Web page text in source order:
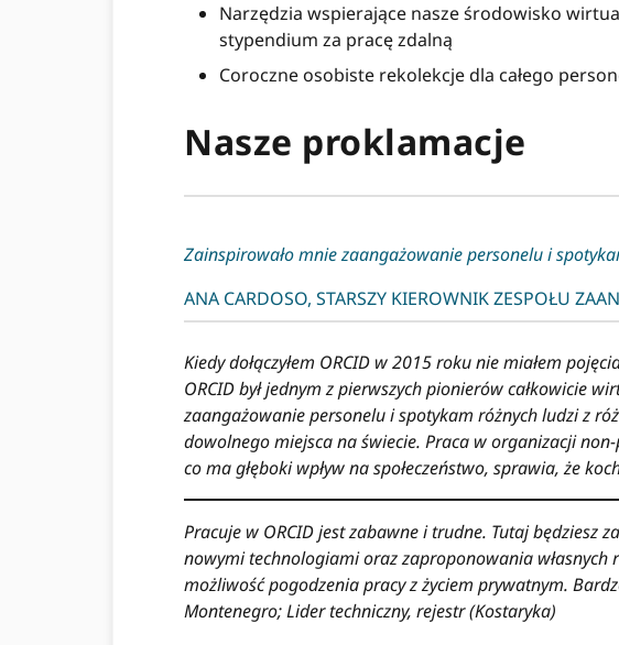
Narzędzia wspierające nasze środowisko
stypendium za pracę zdalną
Coroczne osobiste rekolekcje dla całego
Nasze proklamacje
Zainspirowało mnie zaangażowanie personelu i
ANA CARDOSO, STARSZY KIEROWNIK ZESPOŁU
Kiedy dołączyłem ORCID w 2015 roku nie miałem
ORCID był jednym z pierwszych pionierów całkowicie
zaangażowanie personelu i spotykam różnych ludzi z
dowolnego miejsca na świecie. Praca w organizacji
co ma głęboki wpływ na społeczeństwo, sprawia, że
Pracuje w ORCID jest zabawne i trudne. Tutaj
nowymi technologiami oraz zaproponowania własnych
możliwość pogodzenia pracy z życiem prywatnym.
Montenegro; Lider techniczny, rejestr (Kostaryka)